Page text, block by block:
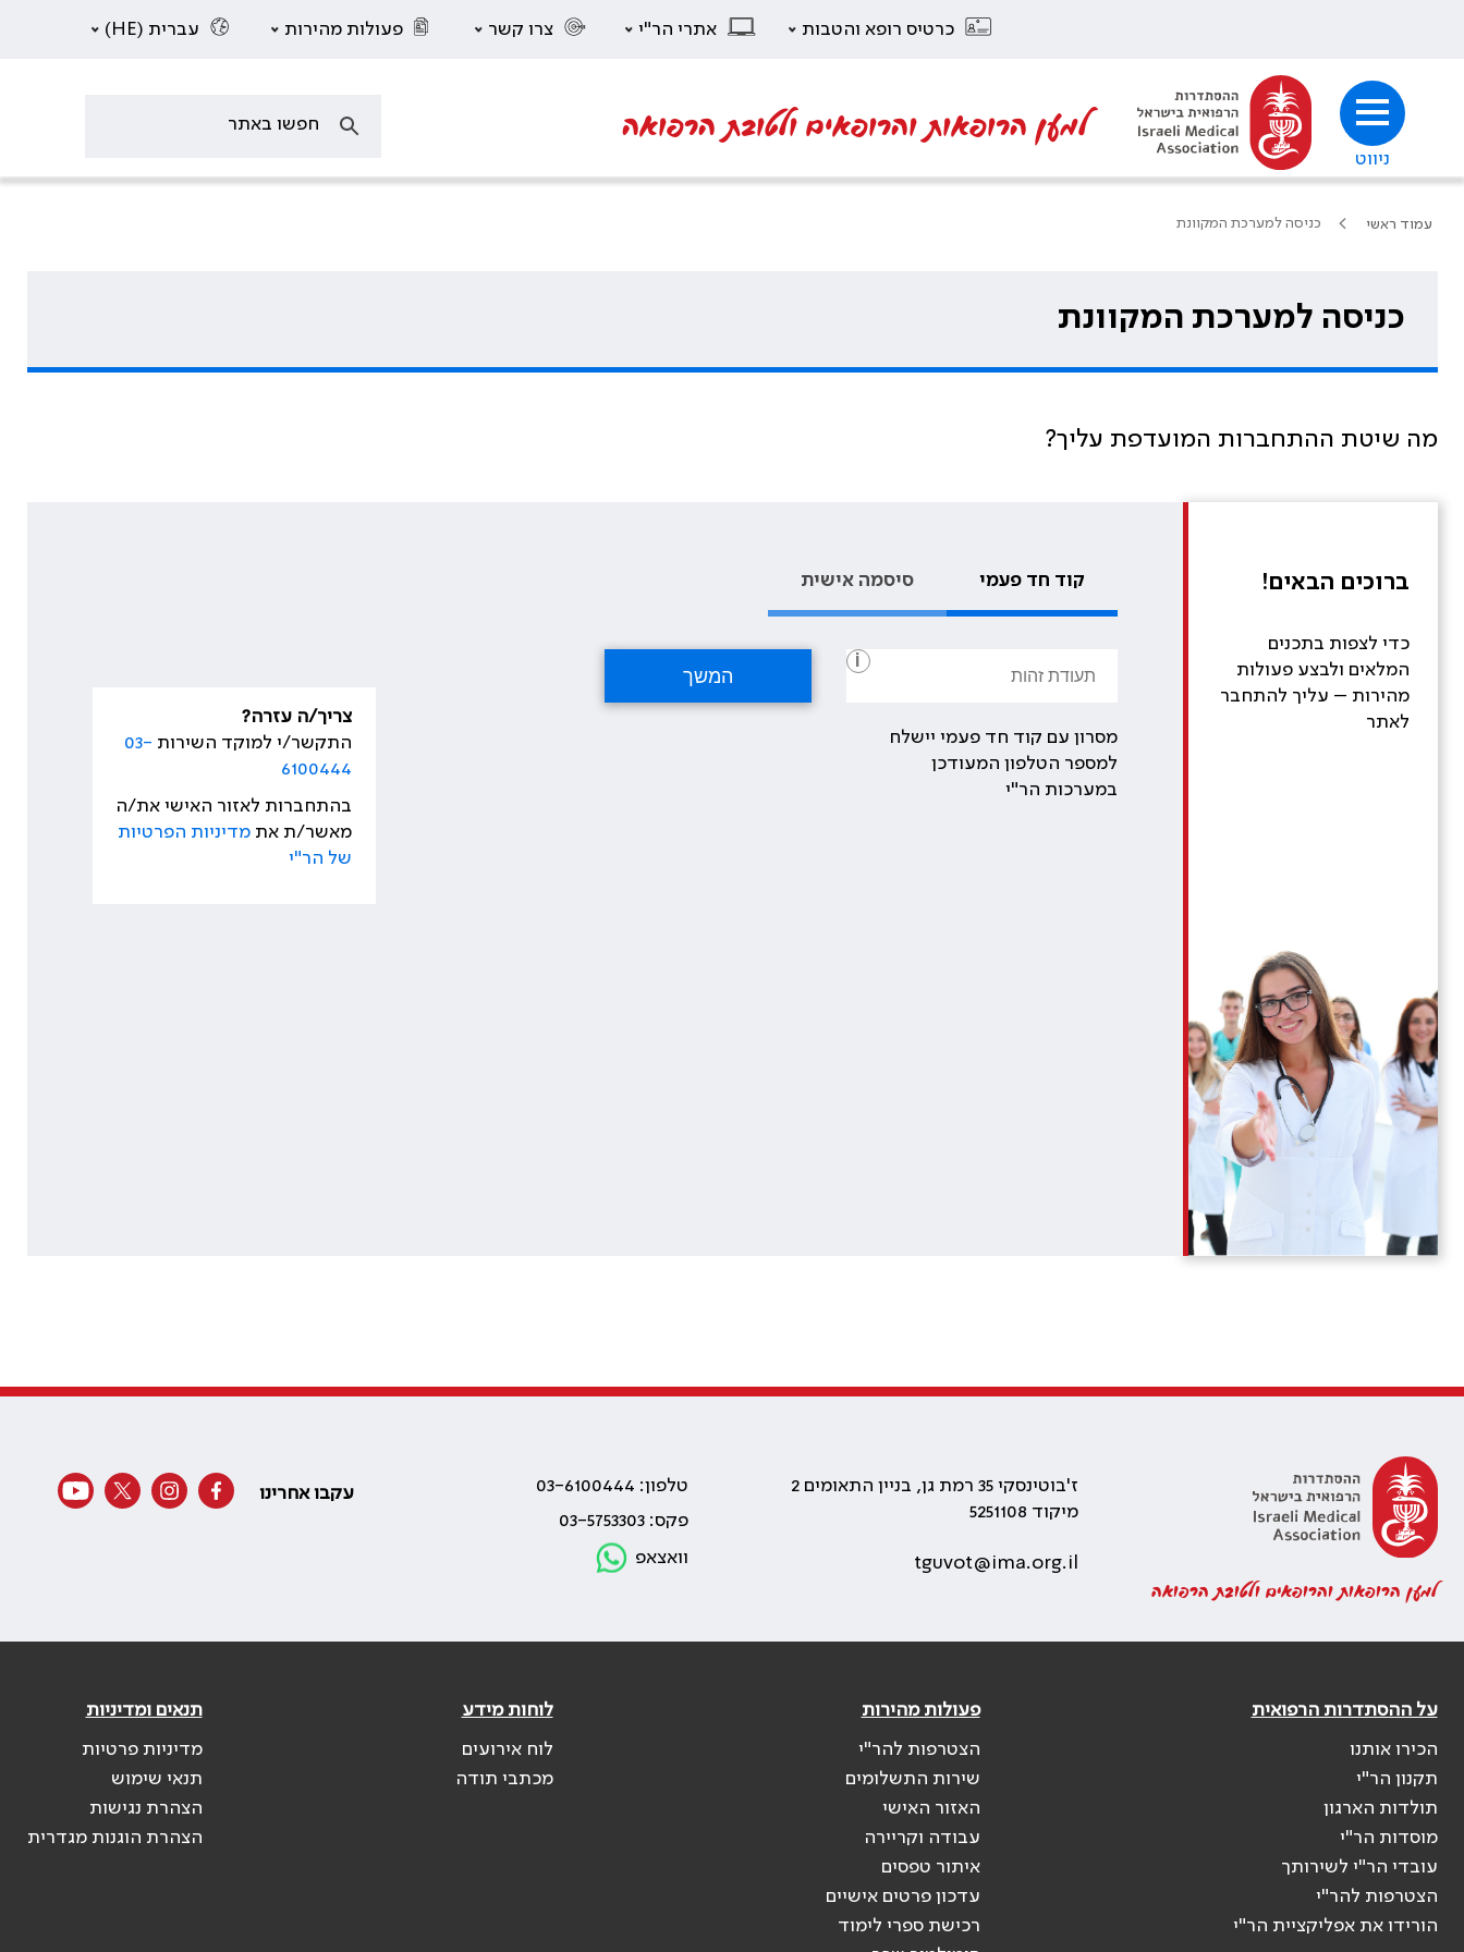
כרטיס רופא והטבות אתרי הר"י צרו קשר פעולות מהירות עברית (HE)
ניווט
למען הרופאות והרופאים ולטובת הרפואה
עמוד ראשי כניסה למערכת המקוונת
כניסה למערכת המקוונת
מה שיטת ההתחברות המועדפת עליך?
ברוכים הבאים!
כדי לצפות בתכנים
המלאים ולבצע פעולות
מהירות – עליך להתחבר
לאתר
קוד חד פעמי סיסמה אישית
i
מסרון עם קוד חד פעמי יישלח
למספר הטלפון המעודכן
במערכות הר"י
צריך/ה עזרה?
התקשר/י למוקד השירות 03-
6100444
בהתחברות לאזור האישי את/ה
מאשר/ת אתמדיניות הפרטיות
של הר"י
למען הרופאות והרופאים ולטובת הרפואה
ז'בוטינסקי 35 רמת גן, בניין התאומים 2
מיקוד 5251108
tguvot@ima.org.il
טלפון: 03-6100444
פקס: 03-5753303
וואצאפ
עקבו אחרינו
על ההסתדרות הרפואית
הכירו אותנו
תקנון הר"י
תולדות הארגון
מוסדות הר"י
עובדי הר"י לשירותך
הצטרפות להר"י
הורידו את אפליקציית הר"י
פעולות מהירות
הצטרפות להר"י
שירות התשלומים
האזור האישי
עבודה וקריירה
איתור טפסים
עדכון פרטים אישיים
רכישת ספרי לימוד
לוחות מידע
לוח אירועים
מכתבי תודה
תנאים ומדיניות
מדיניות פרטיות
תנאי שימוש
הצהרת נגישות
הצהרת הוגנות מגדרית